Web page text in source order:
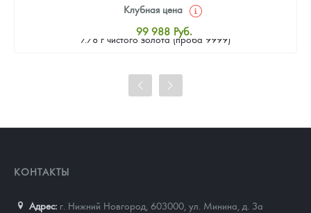
7.78 г чистого золота (проба 9999)
Клубная цена
99 988 Руб.
Стандартная цена
Цена выкупа
КОНТАКТЫ
Адрес: г. Нижний Новгород, 603000 ул. Минина, д. 3а